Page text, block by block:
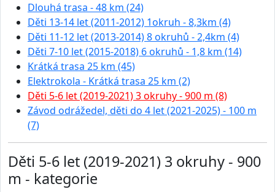
Dlouhá trasa - 48 km (24)
Děti 13-14 let (2011-2012) 1okruh - 8,3km (4)
Děti 11-12 let (2013-2014) 8 okruhů - 2,4km (4)
Děti 7-10 let (2015-2018) 6 okruhů - 1,8 km (14)
Krátká trasa 25 km (45)
Elektrokola - Krátká trasa 25 km (2)
Děti 5-6 let (2019-2021) 3 okruhy - 900 m (8)
Závod odrážedel, děti do 4 let (2021-2025) - 100 m
(7)
Děti 5-6 let (2019-2021) 3 okruhy - 900
m - kategorie